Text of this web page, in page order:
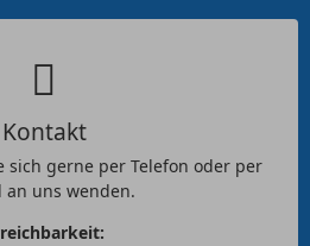
Kontakt
sich gerne per Telefon oder per
an uns wenden.